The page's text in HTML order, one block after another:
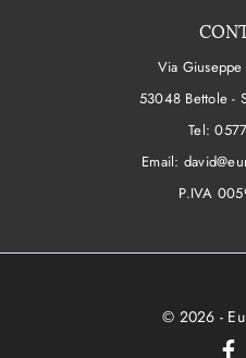
Via
53048 Bettole -
Tel:
Email:
P.IVA
© 2026 -